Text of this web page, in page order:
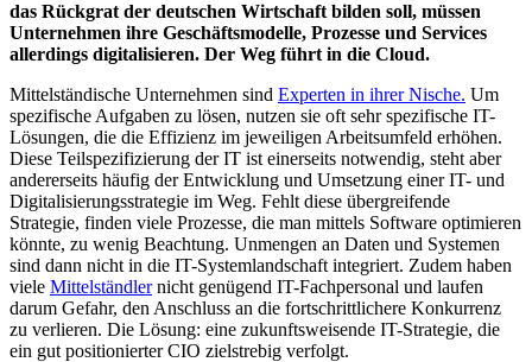
das Rückgrat der deutschen Wirtschaft bilden soll, müssen
Unternehmen ihre Geschäftsmodelle, Prozesse und Services
allerdings digitalisieren. Der Weg führt in die Cloud.
Mittelständische Unternehmen sind Experten in ihrer Nische. Um
spezifische Aufgaben zu lösen, nutzen sie oft sehr spezifische IT-
Lösungen, die die Effizienz im jeweiligen Arbeitsumfeld erhöhen.
Diese Teilspezifizierung der IT ist einerseits notwendig, steht aber
andererseits häufig der Entwicklung und Umsetzung einer IT- und
Digitalisierungsstrategie im Weg. Fehlt diese übergreifende
Strategie, finden viele Prozesse, die man mittels Software optimieren
könnte, zu wenig Beachtung. Unmengen an Daten und Systemen
sind dann nicht in die IT-Systemlandschaft integriert. Zudem haben
viele Mittelständlernicht genügend IT-Fachpersonal und laufen
darum Gefahr, den Anschluss an die fortschrittlichere Konkurrenz
zu verlieren. Die Lösung: eine zukunftsweisende IT-Strategie, die
ein gut positionierter CIO zielstrebig verfolgt.